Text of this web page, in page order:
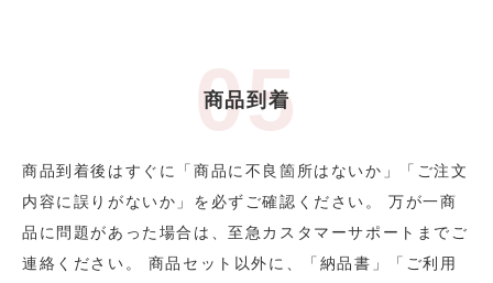
商品到着
商品到着後はすぐに「商品に不良箇所はないか」「ご注文
内容に誤りがないか」を必ずご確認ください。 万が一商
品に問題があった場合は、至急カスタマーサポートまでご
連絡ください。 商品セット以外に、「納品書」「ご利用